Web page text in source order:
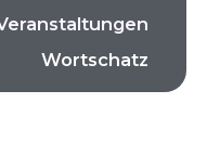
Wortschatz